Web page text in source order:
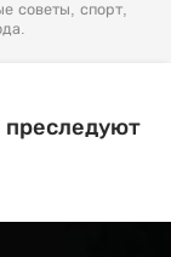
советы, спорт,
преследуют